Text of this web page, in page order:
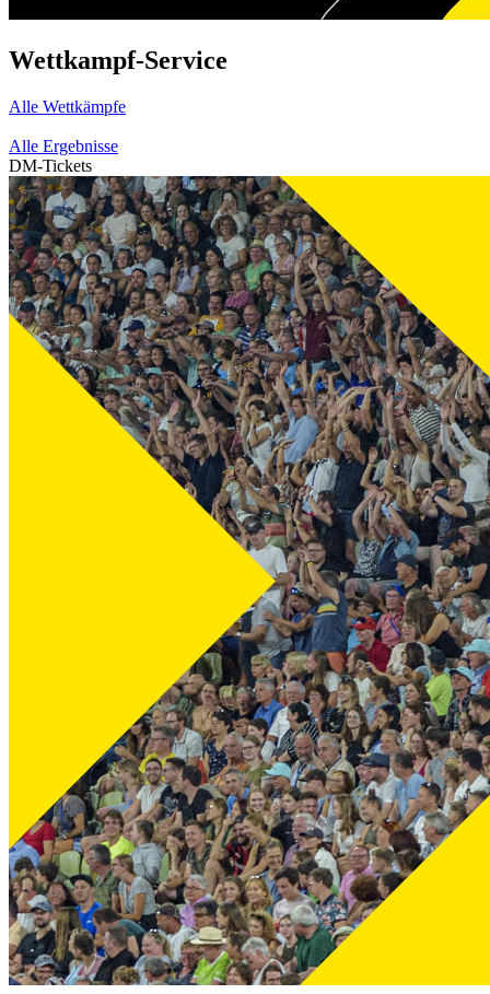
Wettkampf-Service
Alle Wettkämpfe
Alle Ergebnisse
DM-Tickets